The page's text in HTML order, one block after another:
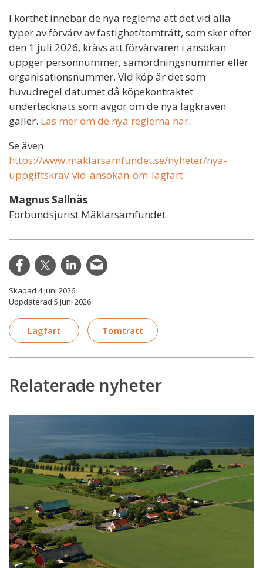
I korthet innebär de nya reglerna att det vid alla
typer av förvärv av fastighet/tomträtt, som sker efter
den 1 juli 2026, krävs att förvärvaren i ansökan
uppger personnummer, samordningsnummer eller
organisationsnummer. Vid köp är det som
huvudregel datumet då köpekontraktet
undertecknats som avgör om de nya lagkraven
gäller. Läs mer om de nya reglerna här.
Se även
https://www.maklarsamfundet.se/nyheter/nya-
uppgiftskrav-vid-ansokan-om-lagfart
Magnus Sallnäs
Förbundsjurist Mäklarsamfundet
Skapad 4 juni 2026
Uppdaterad 5 juni 2026
Lagfart Tomträtt
Relaterade nyheter
Lagändringar
om
lagfart,
inskrivning
av
tomträttsinnehav
och
tomt­
rättsupplåtelse